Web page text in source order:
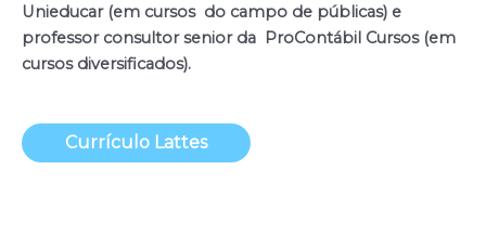
Unieducar (em cursos do campo de públicas) e
professor consultor senior da ProContábil Cursos (em
cursos diversificados).
Currículo Lattes